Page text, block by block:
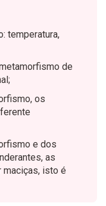
temperatura,
de
os
e dos
as
isto é